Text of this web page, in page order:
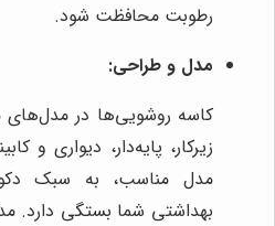
رطوبت محافظت شود.
مدل و طراحی:
کاسه روشویی‌ها در مدل‌های
زیرکار، پایه‌دار، دیواری و
مدل مناسب، به سبک
بهداشتی شما بستگی دارد.